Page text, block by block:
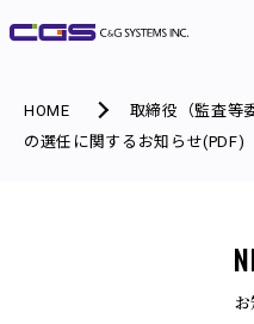
HOME
取締役（監査等
の選任に関するお知らせ(PDF)